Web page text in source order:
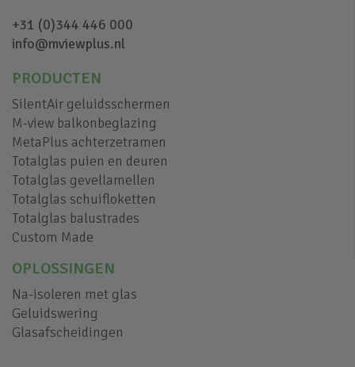
+31 (0)344 446 000
info@mviewplus.nl
PRODUCTEN
SilentAir geluidsschermen
M-view balkonbeglazing
MetaPlus achterzetramen
Totalglas puien en deuren
Totalglas gevellamellen
Totalglas schuifloketten
Totalglas balustrades
Custom Made
OPLOSSINGEN
Na-isoleren met glas
Geluidswering
Glasafscheidingen